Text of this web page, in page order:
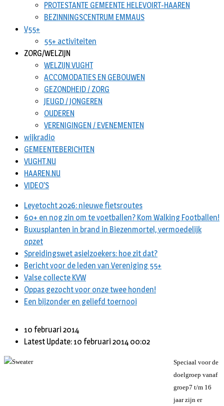
PROTESTANTE GEMEENTE HELEVOIRT-HAAREN
BEZINNINGSCENTRUM EMMAUS
V55+
55+ activiteiten
ZORG/WELZIJN
WELZIJN VUGHT
ACCOMODATIES EN GEBOUWEN
GEZONDHEID / ZORG
JEUGD / JONGEREN
OUDEREN
VERENIGINGEN / EVENEMENTEN
wijkradio
GEMEENTEBERICHTEN
VUGHT.NU
HAAREN.NU
VIDEO’S
Leyetocht 2026: nieuwe fietsroutes
60+ en nog zin om te voetballen? Kom Walking Footballen!
Buxusplanten in brand in Biezenmortel, vermoedelijk
opzet
Spreidingswet asielzoekers: hoe zit dat?
Bericht voor de leden van Vereniging 55+
Valse collecte KVW
Oppas gezocht voor onze twee honden!
Een bijzonder en geliefd toernooi
10 februari 2014
Latest Update: 10 februari 2014 00:02
Speciaal voor de
doelgroep vanaf
groep7 t/m 16
jaar zijn er